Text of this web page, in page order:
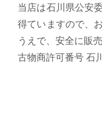
当店は石川県公安
得ていますので、
うえで、安全に販
古物商許可番号 石